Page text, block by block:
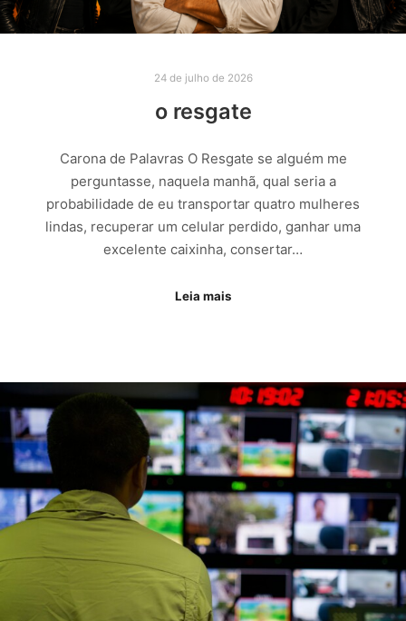
24 de julho de 2026
o resgate
Carona de Palavras O Resgate se alguém me
perguntasse, naquela manhã, qual seria a
probabilidade de eu transportar quatro mulheres
lindas, recuperar um celular perdido, ganhar uma
excelente caixinha, consertar…
Leia mais